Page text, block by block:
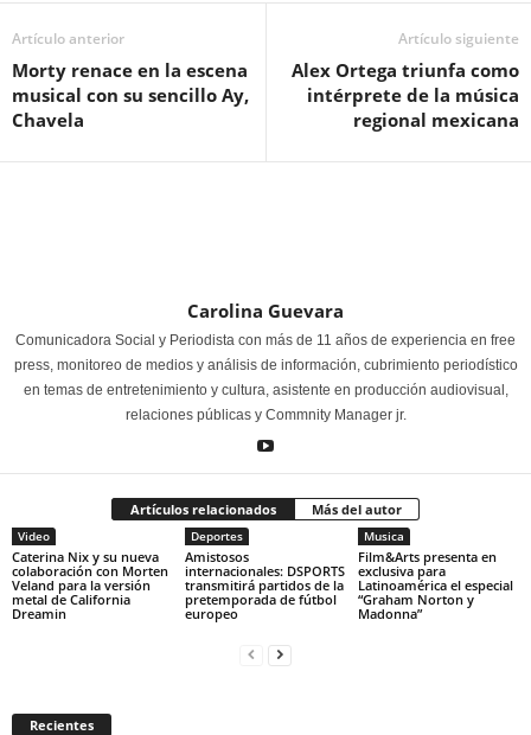
Artículo anterior
Morty renace en la escena
musical con su sencillo Ay,
Chavela
Artículo siguiente
Alex Ortega triunfa como
intérprete de la música
regional mexicana
Carolina Guevara
Comunicadora Social y Periodista con más de 11 años de experiencia en free
press, monitoreo de medios y análisis de información, cubrimiento periodístico
en temas de entretenimiento y cultura, asistente en producción audiovisual,
relaciones públicas y Commnity Manager jr.
Artículos relacionados Más del autor
Video
Caterina Nix y su nueva
colaboración con Morten
Veland para la versión
metal de California
Dreamin
Deportes
Amistosos
internacionales: DSPORTS
transmitirá partidos de la
pretemporada de fútbol
europeo
Musica
Film&Arts presenta en
exclusiva para
Latinoamérica el especial
“Graham Norton y
Madonna”
Recientes